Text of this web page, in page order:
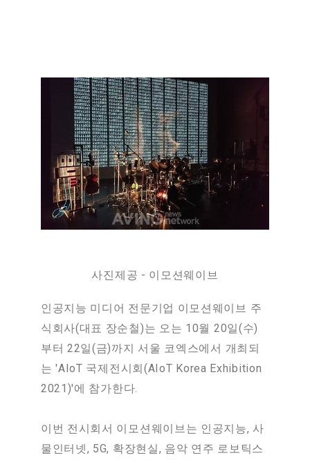
사진제공 - 이모션웨이브
인공지능 미디어 전문기업 이모션웨이브 주
식회사(대표 장순철)는 오는 10월 20일(수)
부터 22일(금)까지 서울 코엑스에서 개최되
는 'AIoT 국제전시회(AIoT Korea Exhibition
2021)'에 참가한다.
이번 전시회서 이모션웨이브는 인공지능, 사
물인터넷, 5G, 확장현실, 음악 연주 로보틱스